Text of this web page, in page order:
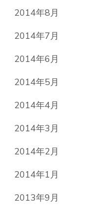
2014年8月
2014年7月
2014年6月
2014年5月
2014年4月
2014年3月
2014年2月
2014年1月
2013年9月